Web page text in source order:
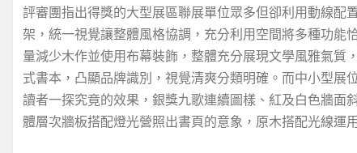
評審團指出得獎的大型展區聯展單位眾多但卻利用動線
架，統一視覺讓整體風格協調，充分利用空間將多種功能
量減少木作並使用布幕裝飾，整體充分展現文學風雅氣
式書本，凸顯品牌識別，視覺清爽分類明確。而中小型展
讀者一探究竟的效果，銀獎九歌連續圖樣、紅及白色牆面
體層次牆板搭配燈光營照出書頁的意象，原木搭配光線運